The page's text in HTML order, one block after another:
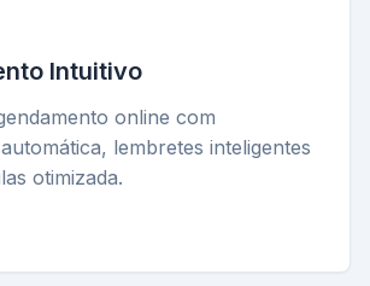
Intuitivo
online com
lembretes inteligentes
otimizada.